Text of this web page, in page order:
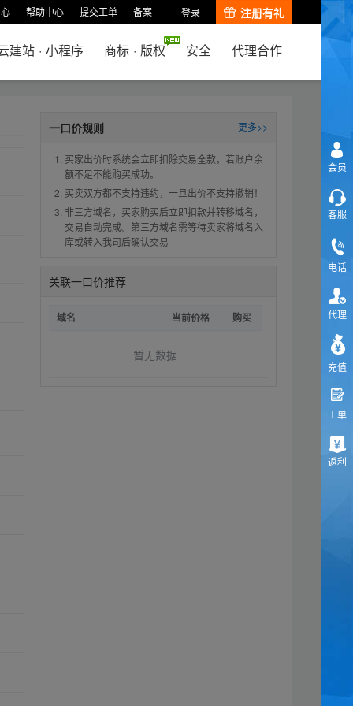
帮助中心 提交工单 备案 登录 注册有礼
建站 · 小程序 商标 · 版权 安全 代理合作
一口价规则 更多>>
买家出价时系统会立即扣除交易全款，若账户余
额不足不能购买成功。
买卖双方都不支持违约，一旦出价不支持撤销！
非三方域名，买家购买后立即扣款并转移域名，
交易自动完成。第三方域名需等待卖家将域名入
库或转入我司后确认交易
关联一口价推荐
域名 当前价格 购买
暂无数据
会员
客服
电话
代理
充值
工单
返利